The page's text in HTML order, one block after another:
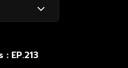
EP.213